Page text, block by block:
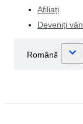
Afiliați
Deveniți